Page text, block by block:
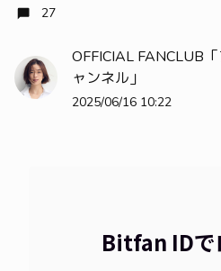
27
OFFICIAL FANCLUB
ャンネル」
2025/06/16 10:22
Bitfan IDで